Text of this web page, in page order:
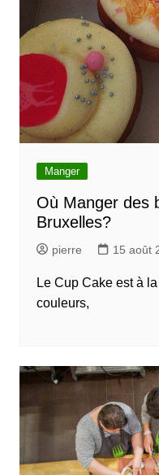
Manger
Où Manger des
Bruxelles?
pierre 15 août
Le Cup Cake est à
couleurs,